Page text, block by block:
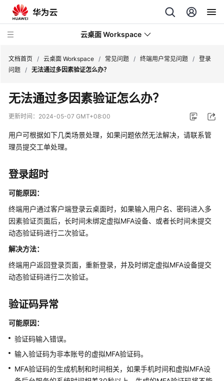
云桌面 Workspace
最
新
动
服
公
告
品
介
绍
费
说
速
入
用
文档首页 / 云桌面 Workspace / 常见问题 / 终端用户常见问题 / 登录
问题 / 无法通过多因素验证怎么办？
无法通过多因素验证怎么办？
更新时间： 2024-05-07 GMT+08:00
用户可根据如下几类场景处理，如果问题依然无法解决，请联系管
理员提交工单处理。
登录超时
可能原因：
终端用户通过客户端登录云桌面时，如果输入用户名、密码进入多
因素验证页面后，长时间未绑定虚拟MFA设备、或者长时间未提交
动态验证码进行二次验证。
解决方法：
终端用户返回登录页面，重新登录，并及时绑定虚拟MFA设备提交
动态验证码进行二次验证。
验证码异常
可能原因：
验证码输入错误。
输入验证码为非本账号的虚拟MFA验证码。
MFA验证码的生成机制和时间相关，如果手机时间和虚拟MFA设